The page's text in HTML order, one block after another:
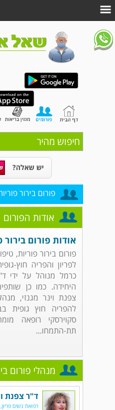
חיפוש מהיר
יש שאלה?
פורום בירור
אודות הפורום
אודות פורום בירור
פורום בירור פוריות,
כרמל מנוהל על ידי
היחידה. כמו כן
צפנת וינר מגנזי,
להפריה חוץ גופית
סקוירסקי רופאה
תת-התמחו...
מנהלי פורום
ד"ר צפנת
רפואת נשים